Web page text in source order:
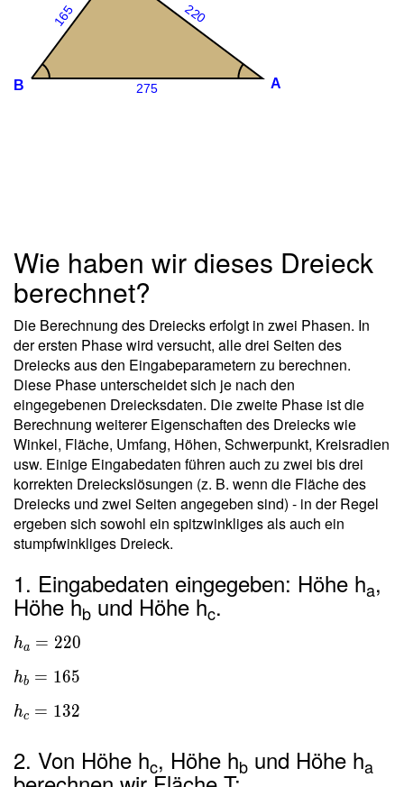
Wie haben wir dieses Dreieck
berechnet?
Die Berechnung des Dreiecks erfolgt in zwei Phasen. In
der ersten Phase wird versucht, alle drei Seiten des
Dreiecks aus den Eingabeparametern zu berechnen.
Diese Phase unterscheidet sich je nach den
eingegebenen Dreiecksdaten. Die zweite Phase ist die
Berechnung weiterer Eigenschaften des Dreiecks wie
Winkel, Fläche, Umfang, Höhen, Schwerpunkt, Kreisradien
usw. Einige Eingabedaten führen auch zu zwei bis drei
korrekten Dreieckslösungen (z. B. wenn die Fläche des
Dreiecks und zwei Seiten angegeben sind) - in der Regel
ergeben sich sowohl ein spitzwinkliges als auch ein
stumpfwinkliges Dreieck.
1. Eingabedaten eingegeben: Höhe ha,
Höhe hb und Höhe hc.
ha = 220
hb = 165
hc = 132
2. Von Höhe hc, Höhe hb und Höhe ha